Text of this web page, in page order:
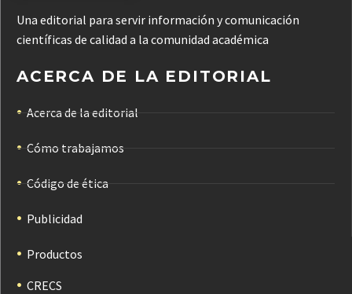
Una editorial para servir información y comunicación
científicas de calidad a la comunidad académica
ACERCA DE LA EDITORIAL
Acerca de la editorial
Cómo trabajamos
Código de ética
Publicidad
Productos
CRECS